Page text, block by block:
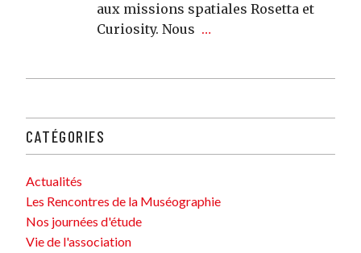
aux missions spatiales Rosetta et
Curiosity. Nous …
CATÉGORIES
Actualités
Les Rencontres de la Muséographie
Nos journées d'étude
Vie de l'association